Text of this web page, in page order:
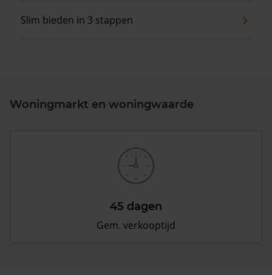
Slim bieden in 3 stappen
Woningmarkt en woningwaarde
45 dagen
Gem. verkooptijd